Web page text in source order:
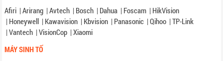
Afiri |Arirang |Avtech | Bosch | Dahua | Foscam | HikVision
| Honeywell | Kawavision | Kbvision | Panasonic |Qihoo |TP-Link
|Vantech |VisionCop |Xiaomi
MÁY SINH TỐ